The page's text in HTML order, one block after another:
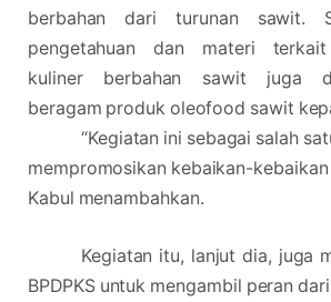
berbahan dari turunan sawit.
pengetahuan dan materi
kuliner berbahan sawit juga
beragam produk oleofood sawit
“Kegiatan ini sebagai salah
mempromosikan kebaikan-kebaikan
Kabul menambahkan.
Kegiatan itu, lanjut dia, juga
BPDPKS untuk mengambil peran